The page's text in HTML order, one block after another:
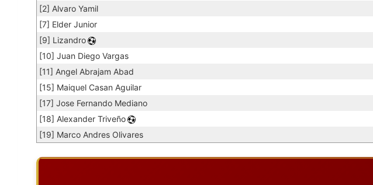
[2] Alvaro Yamil
[7] Elder Junior
[9] Lizandro
[10] Juan Diego Vargas
[11] Angel Abrajam Abad
[15] Maiquel Casan Aguilar
[17] Jose Fernando Mediano
[18] Alexander Triveño
[19] Marco Andres Olivares